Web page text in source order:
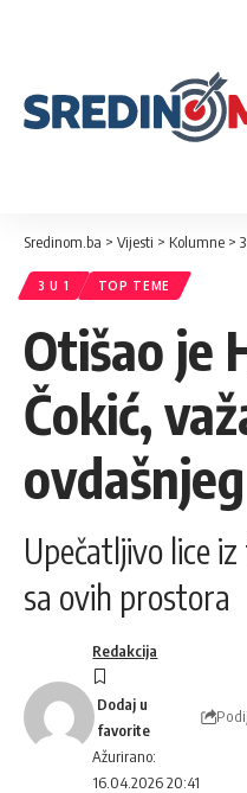
Sredinom.ba > Vijesti > Kolumne >
3 U 1 TOP TEME
Otišao je
Čokić,
Upečatljivo lice
sa ovih prostora
Ažurirano:
16.04.2026 20:41
Redakcija